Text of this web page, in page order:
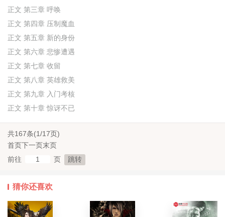
正文 第三章 呼唤
正文 第四章 压制魔血
正文 第五章 新的身份
正文 第六章 悲惨遭遇
正文 第七章 收留
正文 第八章 英雄救美
正文 第九章 入门考核
正文 第十章 惊讶不已
共167条(1/17页)
首页下一页末页
前往
页
猜你还喜欢